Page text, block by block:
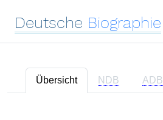
Deutsche Biographie
Übersicht NDB ADB